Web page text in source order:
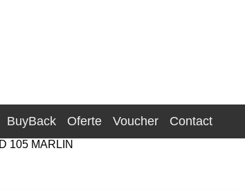
BuyBack Oferte Voucher Contact
105 MARLIN